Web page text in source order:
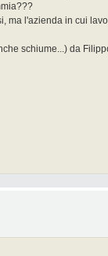
ma l'azienda in cui
schiume...) da